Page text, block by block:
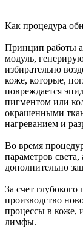
Как процедура
Принцип работы
модуль,
избирательно
коже, которые,
повреждается
пигментом или
окрашенными
нагреванием и
Во время
параметров света,
дополнительно
За счет
производство
процессы в коже,
лимфы.